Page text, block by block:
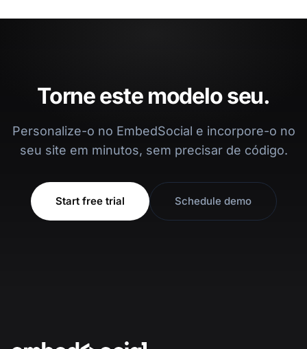
Torne este modelo seu.
Personalize-o no EmbedSocial e incorpore-o no
seu site em minutos, sem precisar de código.
Start free trial Schedule demo